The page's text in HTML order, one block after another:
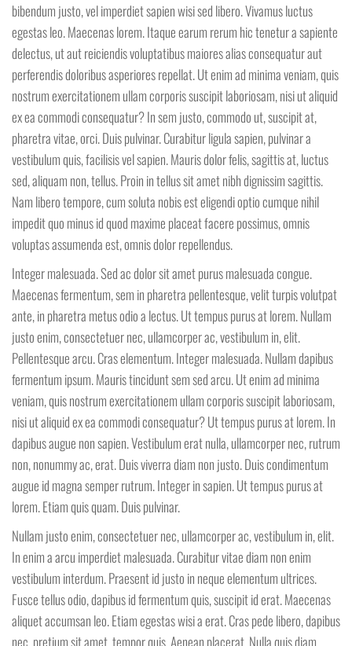
bibendum justo, vel imperdiet sapien wisi sed libero. Vivamus luctus
egestas leo. Maecenas lorem. Itaque earum rerum hic tenetur a sapiente
delectus, ut aut reiciendis voluptatibus maiores alias consequatur aut
perferendis doloribus asperiores repellat. Ut enim ad minima veniam, quis
nostrum exercitationem ullam corporis suscipit laboriosam, nisi ut aliquid
ex ea commodi consequatur? In sem justo, commodo ut, suscipit at,
pharetra vitae, orci. Duis pulvinar. Curabitur ligula sapien, pulvinar a
vestibulum quis, facilisis vel sapien. Mauris dolor felis, sagittis at, luctus
sed, aliquam non, tellus. Proin in tellus sit amet nibh dignissim sagittis.
Nam libero tempore, cum soluta nobis est eligendi optio cumque nihil
impedit quo minus id quod maxime placeat facere possimus, omnis
voluptas assumenda est, omnis dolor repellendus.
Integer malesuada. Sed ac dolor sit amet purus malesuada congue.
Maecenas fermentum, sem in pharetra pellentesque, velit turpis volutpat
ante, in pharetra metus odio a lectus. Ut tempus purus at lorem. Nullam
justo enim, consectetuer nec, ullamcorper ac, vestibulum in, elit.
Pellentesque arcu. Cras elementum. Integer malesuada. Nullam dapibus
fermentum ipsum. Mauris tincidunt sem sed arcu. Ut enim ad minima
veniam, quis nostrum exercitationem ullam corporis suscipit laboriosam,
nisi ut aliquid ex ea commodi consequatur? Ut tempus purus at lorem. In
dapibus augue non sapien. Vestibulum erat nulla, ullamcorper nec, rutrum
non, nonummy ac, erat. Duis viverra diam non justo. Duis condimentum
augue id magna semper rutrum. Integer in sapien. Ut tempus purus at
lorem. Etiam quis quam. Duis pulvinar.
Nullam justo enim, consectetuer nec, ullamcorper ac, vestibulum in, elit.
In enim a arcu imperdiet malesuada. Curabitur vitae diam non enim
vestibulum interdum. Praesent id justo in neque elementum ultrices.
Fusce tellus odio, dapibus id fermentum quis, suscipit id erat. Maecenas
aliquet accumsan leo. Etiam egestas wisi a erat. Cras pede libero, dapibus
nec, pretium sit amet, tempor quis. Aenean placerat. Nulla quis diam.